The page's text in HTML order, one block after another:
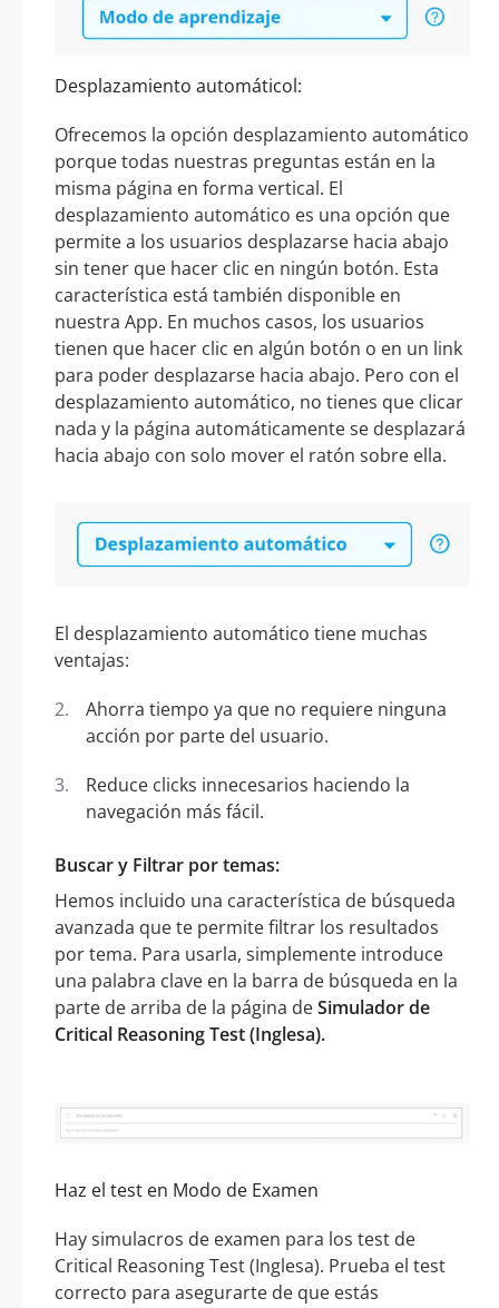
Desplazamiento automáticol:
Ofrecemos la opción desplazamiento automático
porque todas nuestras preguntas están en la
misma página en forma vertical. El
desplazamiento automático es una opción que
permite a los usuarios desplazarse hacia abajo
sin tener que hacer clic en ningún botón. Esta
característica está también disponible en
nuestra App. En muchos casos, los usuarios
tienen que hacer clic en algún botón o en un link
para poder desplazarse hacia abajo. Pero con el
desplazamiento automático, no tienes que clicar
nada y la página automáticamente se desplazará
hacia abajo con solo mover el ratón sobre ella.
El desplazamiento automático tiene muchas
ventajas:
Ahorra tiempo ya que no requiere ninguna
acción por parte del usuario.
Reduce clicks innecesarios haciendo la
navegación más fácil.
Buscar y Filtrar por temas:
Hemos incluido una característica de búsqueda
avanzada que te permite filtrar los resultados
por tema. Para usarla, simplemente introduce
una palabra clave en la barra de búsqueda en la
parte de arriba de la página deSimulador de
Critical Reasoning Test (Inglesa).
Haz el test en Modo de Examen
Hay simulacros de examen para los test de
Critical Reasoning Test (Inglesa). Prueba el test
correcto para asegurarte de que estás